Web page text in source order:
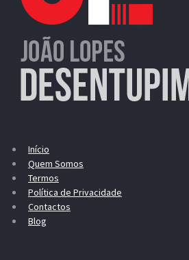
Início
Quem Somos
Termos
Política de Privacidade
Contactos
Blog